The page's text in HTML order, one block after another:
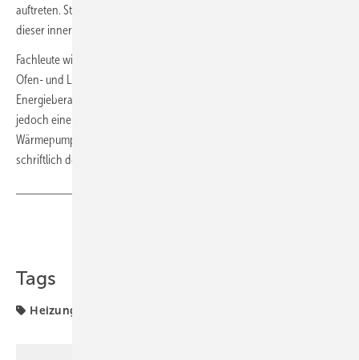
auftreten. Stellen die Fachleute einen Optimierungsbedarf fest, ist
dieser innerhalb von einem Jahr umzusetzen.
Fachleute wie Schornsteinfeger, Heizungs- und Kälteanlagenbauer,
Ofen- und Luftheizungsbauer, Elektrotechniker oder
Energieberatende dürfen die Prüfungen durchführen. Sie müssen
jedoch eine Fortbildung absolviert haben, in der die Prüfung von
Wärmepumpen ein Bestandteil ist. Das Ergebnis der Prüfung wird
schriftlich dokumentiert. Quelle:
Tags
Heizungstechnik